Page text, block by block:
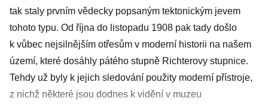
tak staly prvním vědecky popsaným tektonickým jevem
tohoto typu. Od října do listopadu 1908 pak tady došlo
k vůbec nejsilnějším otřesům v moderní historii na našem
území, které dosáhly pátého stupně Richterovy stupnice.
Tehdy už byly k jejich sledování použity moderní přístroje,
z nichž některé jsou dodnes k vidění v muzeu